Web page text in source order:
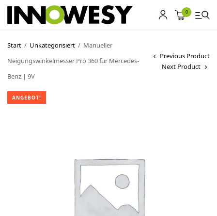
0
Start / Unkategorisiert / Manueller
Neigungswinkelmesser Pro 360 für Mercedes-
Benz | 9V
Previous Product
Next Product
ANGEBOT!
Shop
Ankauf